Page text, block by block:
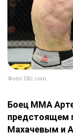
Фото: Ufc.com
Боец ММА
предстоящем
Махачевым и